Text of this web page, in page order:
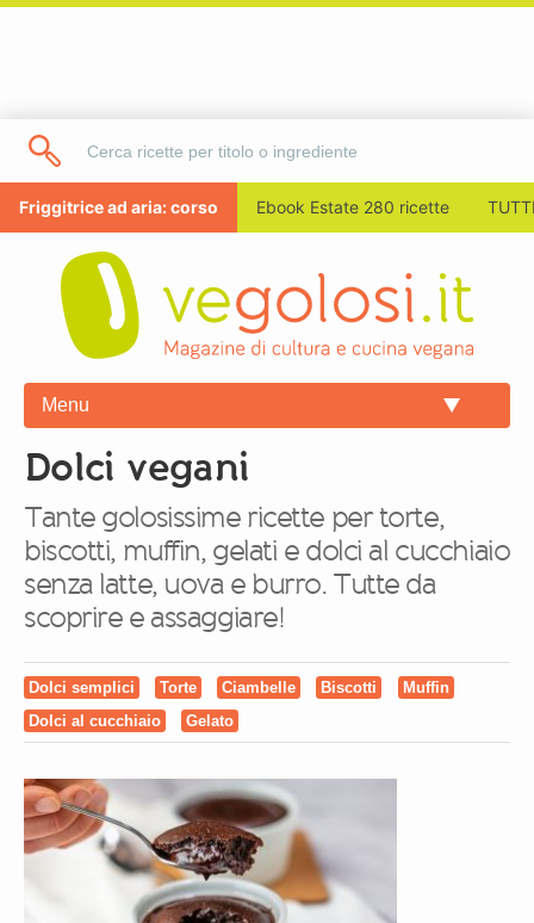
Friggitrice ad aria: corso Ebook Estate 280 ricette
Menu
Dolci vegani
Tante golosissime ricette per torte,
biscotti, muffin, gelati e dolci al cucchiaio
senza latte, uova e burro. Tutte da
scoprire e assaggiare!
Dolci semplici Torte Ciambelle Biscotti
Muffin
Dolci al cucchiaio
Gelato